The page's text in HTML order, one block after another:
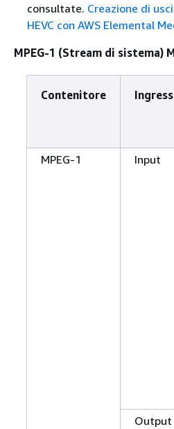
consultate. Creazione di
HEVC con AWS Elemental
MPEG-1 (Stream di sistema)
Contenitore
MPEG-1 Input
Output